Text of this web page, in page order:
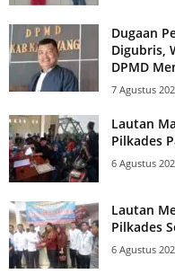
Dugaan
Digubris,
DPMD
7 Agustus
Lautan
Pilkades
6 Agustus
Lautan
Pilkades
6 Agustus